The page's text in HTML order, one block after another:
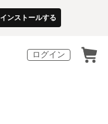
インストールする
ログイン